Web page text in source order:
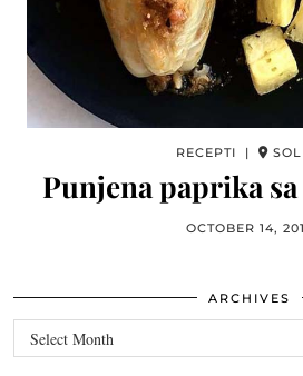
RECEPTI |
Punjena paprika
OCTOBER 14,
ARCHIVES
Archives